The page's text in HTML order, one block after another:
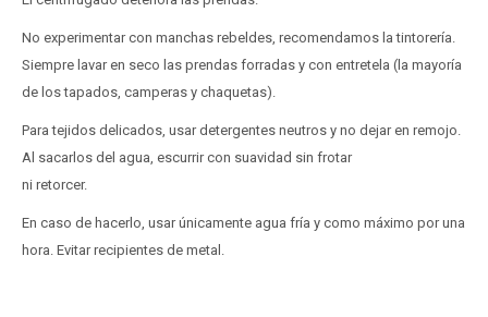
No experimentar con manchas rebeldes, recomendamos la tintorería.
Siempre lavar en seco las prendas forradas y con entretela (la mayoría
de los tapados, camperas y chaquetas).
Para tejidos delicados, usar detergentes neutros y no dejar en remojo.
Al sacarlos del agua, escurrir con suavidad sin frotar
ni retorcer.
En caso de hacerlo, usar únicamente agua fría y como máximo por una
hora. Evitar recipientes de metal.